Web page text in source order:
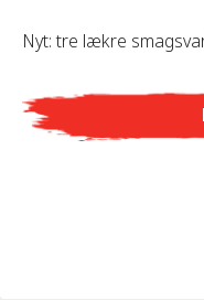
Nyt: tre lækre